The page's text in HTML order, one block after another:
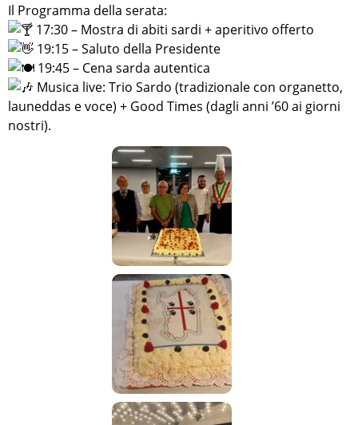
Il Programma della serata:
17:30 – Mostra di abiti sardi + aperitivo offerto
19:15 – Saluto della Presidente
19:45 – Cena sarda autentica
Musica live: Trio Sardo (tradizionale con organetto,
launeddas e voce) + Good Times (dagli anni ’60 ai giorni
nostri).